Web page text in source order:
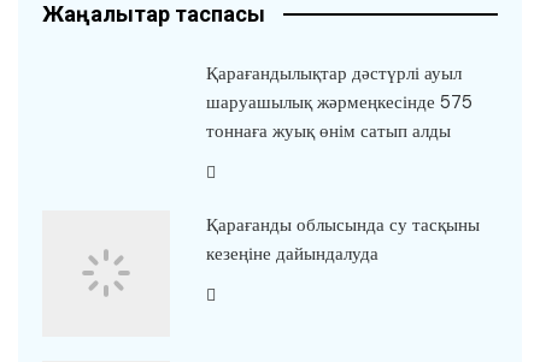
Жаңалықтар таспасы
Қарағандылықтар дәстүрлі ауыл
шаруашылық жәрмеңкесінде 575
тоннаға жуық өнім сатып алды
Қарағанды облысында су тасқыны
кезеңіне дайындалуда